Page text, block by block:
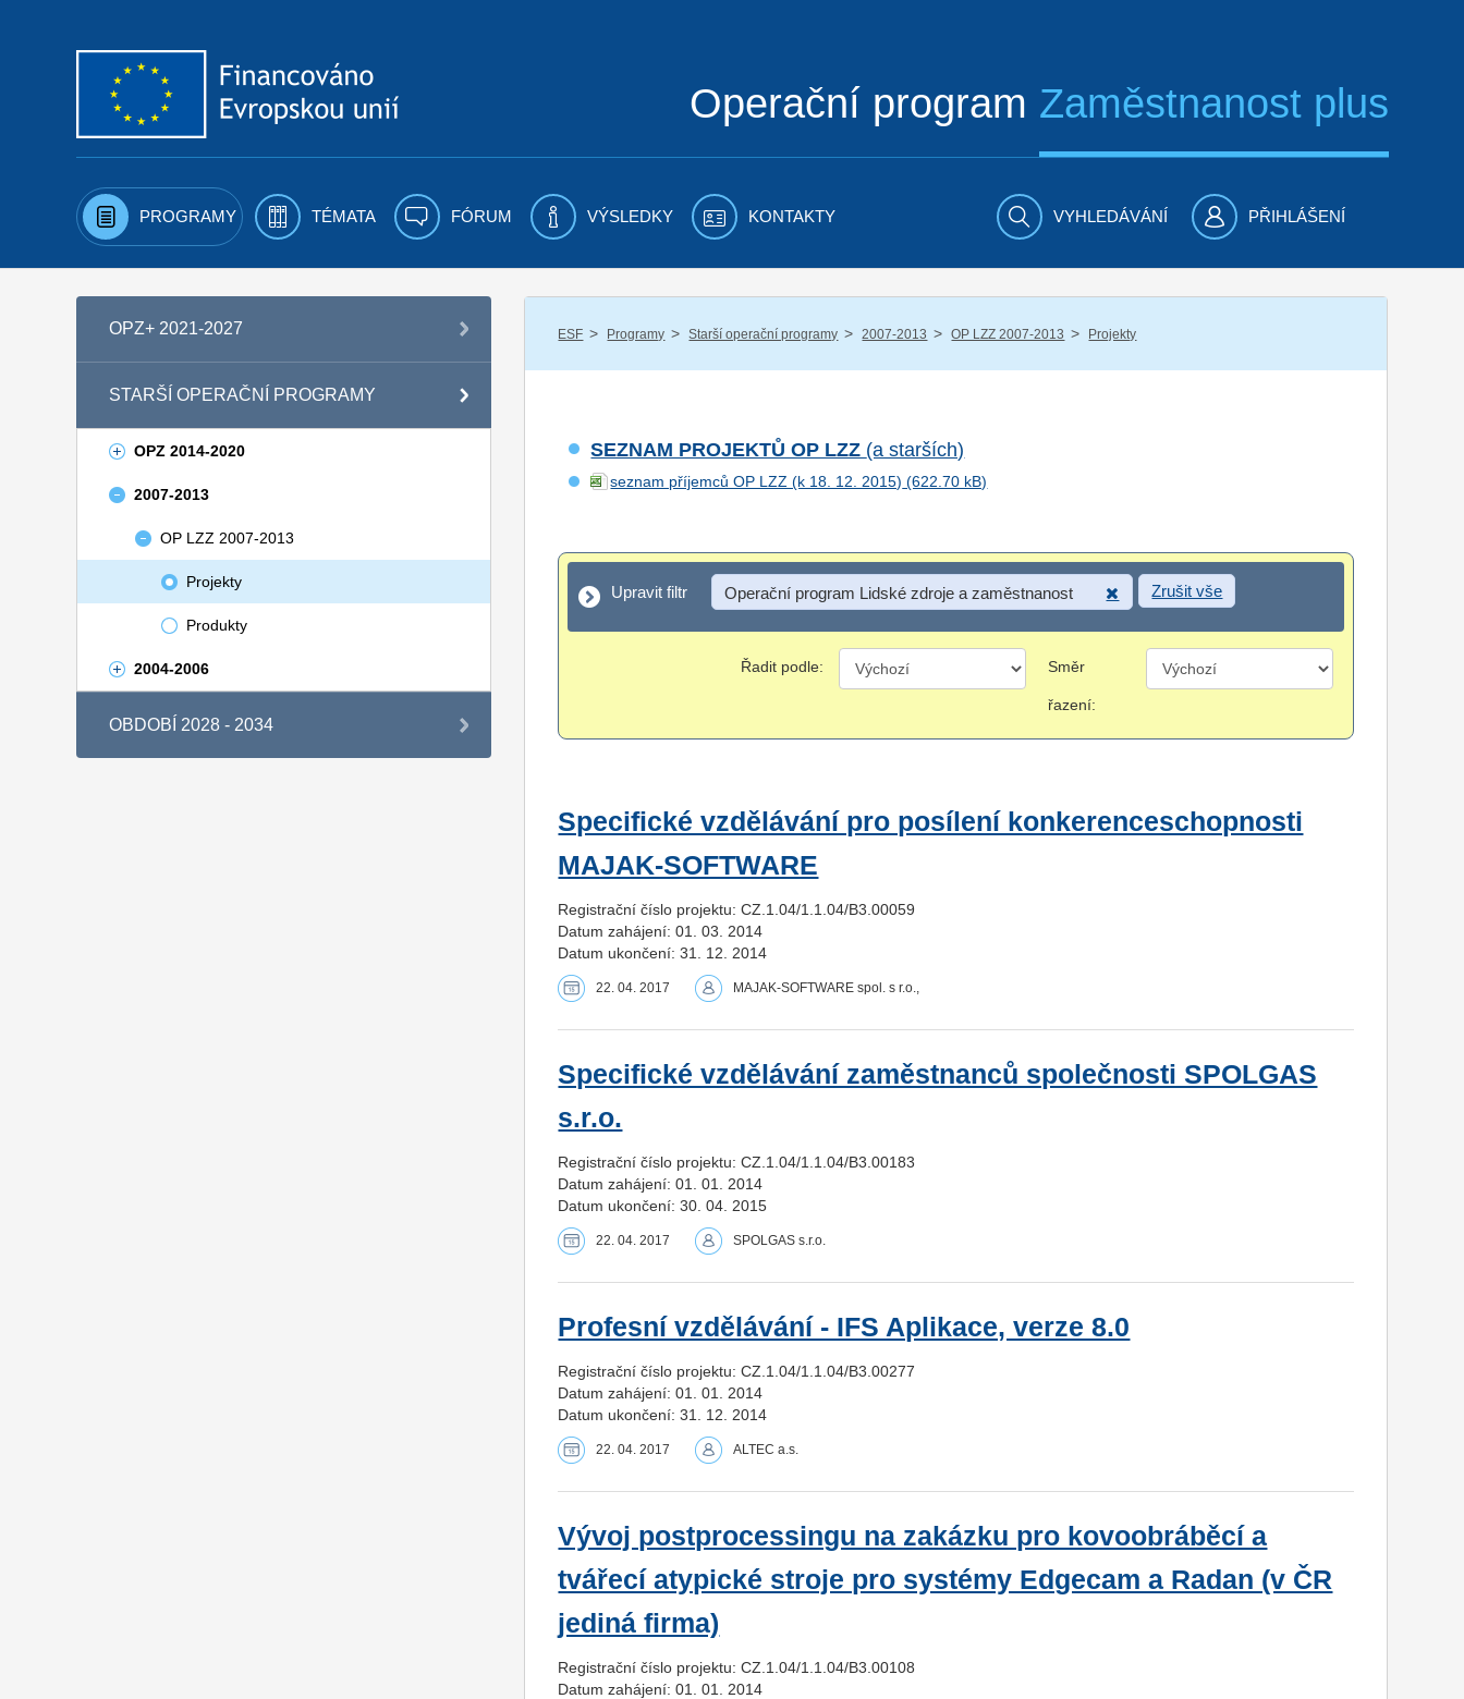
Operační program Zaměstnanost plus
PROGRAMY TÉMATA FÓRUM VÝSLEDKY KONTAKTY VYHLEDÁVÁNÍ PŘIHLÁŠENÍ
OPZ+ 2021-2027
STARŠÍ OPERAČNÍ PROGRAMY
OPZ 2014-2020
2007-2013
OP LZZ 2007-2013
Projekty
Produkty
2004-2006
OBDOBÍ 2028 - 2034
ESF / Programy / Starší operační programy / 2007-2013 / OP LZZ 2007-2013 / Projekty
SEZNAM PROJEKTŮ OP LZZ (a starších)
seznam příjemců OP LZZ (k 18. 12. 2015)
Upravit filtr
Upravit filtr Operační program Lidské zdroje a zaměstnanost Zrušit vše
Řadit podle: Směr
řazení:
Specifické vzdělávání pro posílení konkerenceschopnosti
MAJAK-SOFTWARE
Registrační číslo projektu: CZ.1.04/1.1.04/B3.00059
Datum zahájení: 01. 03. 2014
Datum ukončení: 31. 12. 2014
22. 04. 2017 MAJAK-SOFTWARE spol. s r.o.,
Specifické vzdělávání zaměstnanců společnosti SPOLGAS
s.r.o.
Registrační číslo projektu: CZ.1.04/1.1.04/B3.00183
Datum zahájení: 01. 01. 2014
Datum ukončení: 30. 04. 2015
22. 04. 2017 SPOLGAS s.r.o.
Profesní vzdělávání - IFS Aplikace, verze 8.0
Registrační číslo projektu: CZ.1.04/1.1.04/B3.00277
Datum zahájení: 01. 01. 2014
Datum ukončení: 31. 12. 2014
22. 04. 2017 ALTEC a.s.
Vývoj postprocessingu na zakázku pro kovoobráběcí a
tvářecí atypické stroje pro systémy Edgecam a Radan (v ČR
jediná firma)
Registrační číslo projektu: CZ.1.04/1.1.04/B3.00108
Datum zahájení: 01. 01. 2014